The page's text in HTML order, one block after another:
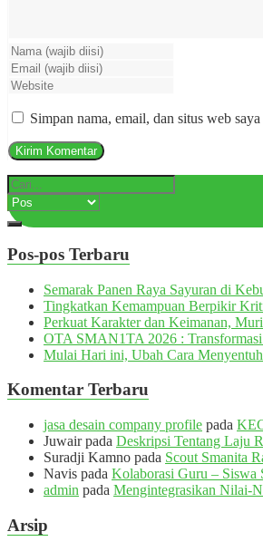
Simpan nama, email, dan situs web
Pos-pos Terbaru
Semarak Panen Raya Sayuran di
Tingkatkan Kemampuan Berpikir
Perkuat Karakter dan Keimanan,
OTA SMAN1TA 2026 :
Mulai Hari ini, Ubah Cara
Komentar Terbaru
jasa desain company profile pada
Juwairpada Deskripsi Tentang Laju
Suradji Kamno pada Scout Smanita
Navis pada Kolaborasi Guru – Siswa
admin pada Mengintegrasikan Nilai-
Arsip